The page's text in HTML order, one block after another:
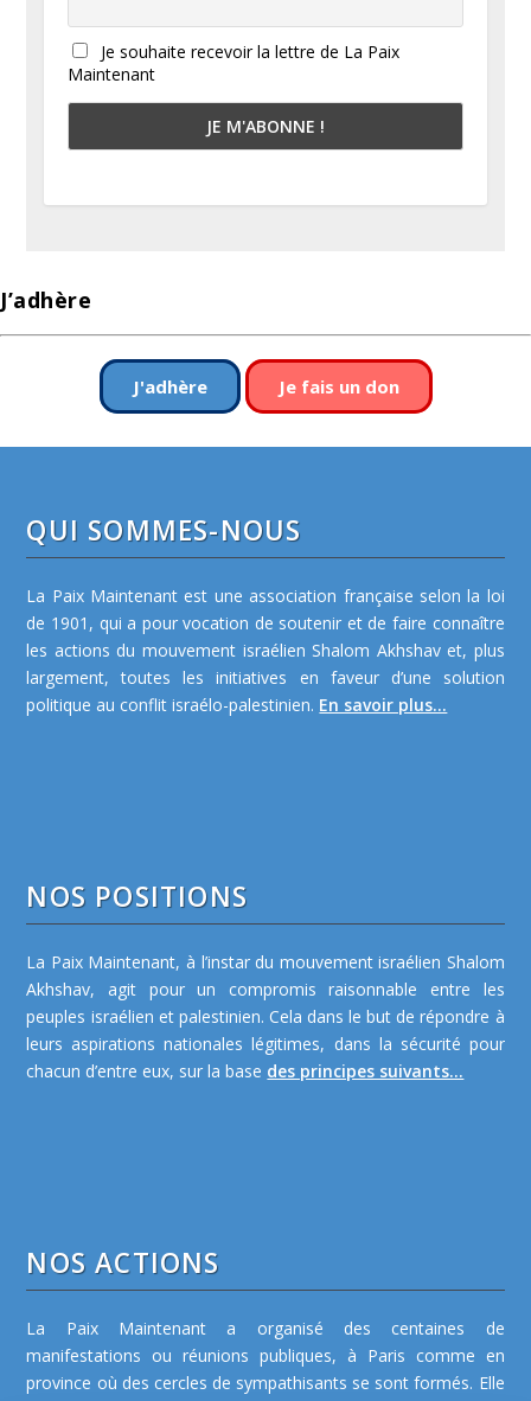
Je souhaite recevoir la lettre de La Paix
Maintenant
J’adhère
J'adhère Je fais un don
QUI SOMMES-NOUS
La Paix Maintenant est une association française selon la loi
de 1901, qui a pour vocation de soutenir et de faire connaître
les actions du mouvement israélien Shalom Akhshav et, plus
largement, toutes les initiatives en faveur d’une solution
politique au conflit israélo-palestinien. En savoir plus...
NOS POSITIONS
La Paix Maintenant, à l’instar du mouvement israélien Shalom
Akhshav, agit pour un compromis raisonnable entre les
peuples israélien et palestinien. Cela dans le but de répondre à
leurs aspirations nationales légitimes, dans la sécurité pour
chacun d’entre eux, sur la base des principes suivants...
NOS ACTIONS
La Paix Maintenant a organisé des centaines de
manifestations ou réunions publiques, à Paris comme en
province où des cercles de sympathisants se sont formés. Elle